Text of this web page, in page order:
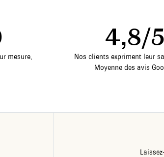
mesure,
4,8/5
Nos clients expriment leur
Moyenne des avis